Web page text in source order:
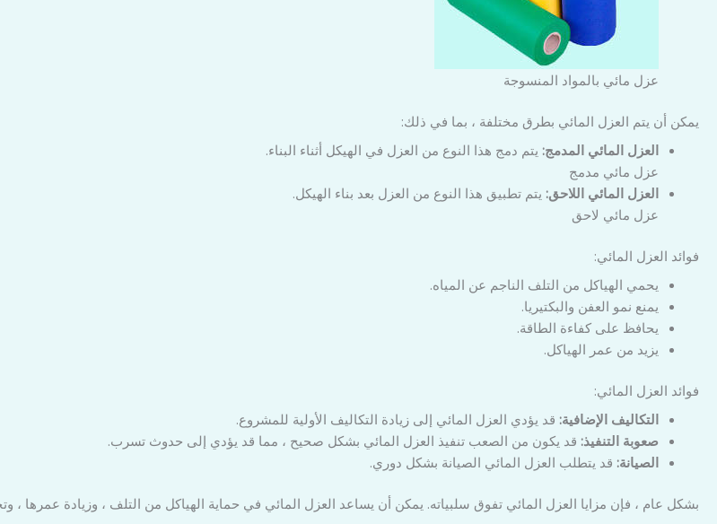
عزل مائي بالمواد المنسوجة
يمكن أن يتم العزل المائي بطرق مختلفة ، بما في ذلك:
العزل المائي المدمج: يتم دمج هذا النوع من العزل في الهيكل أثناء البناء.
عزل مائي مدمج
العزل المائي اللاحق: يتم تطبيق هذا النوع من العزل بعد بناء الهيكل.
عزل مائي لاحق
فوائد العزل المائي:
يحمي الهياكل من التلف الناجم عن المياه.
يمنع نمو العفن والبكتيريا.
يحافظ على كفاءة الطاقة.
يزيد من عمر الهياكل.
فوائد العزل المائي:
التكاليف الإضافية: قد يؤدي العزل المائي إلى زيادة التكاليف الأولية للمشروع.
صعوبة التنفيذ: قد يكون من الصعب تنفيذ العزل المائي بشكل صحيح ، مما قد يؤدي إلى حدوث تسرب.
الصيانة: قد يتطلب العزل المائي الصيانة بشكل دوري.
بشكل عام ، فإن مزايا العزل المائي تفوق سلبياته. يمكن أن يساعد العزل المائي في حماية الهياكل من التلف ، وزيادة عمرها ،